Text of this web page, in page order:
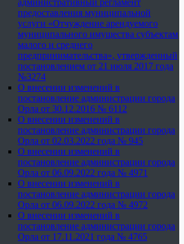
административный регламент
предоставления муниципальной
услуги «Отчуждение арендуемого
муниципального имущества субъектам
малого и среднего
предпринимательства», утвержденный
постановлением от 21 июля 2017 года
№3274
О внесении изменений в
постановление администрации города
Орла от 30.12.2016 № 6112
О внесении изменений в
постановление администрации города
Орла от 02.03.2022 года № 945
О внесении изменений в
постановление администрации города
Орла от 06.09.2022 года № 4971
О внесении изменений в
постановление администрации города
Орла от 06.09.2022 года № 4972
О внесении изменений в
постановление администрации города
Орла от 17.11.2021 года № 4765